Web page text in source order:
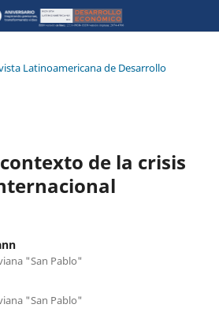
Latinoamericana de Desarrollo
de la crisis
"San Pablo"
"San Pablo"